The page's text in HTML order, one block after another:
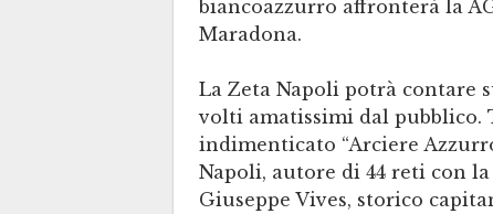
biancoazzurro affronterà la
Maradona.
La Zeta Napoli potrà contare
volti amatissimi dal pubblico.
indimenticato “Arciere
Napoli, autore di 44 reti con
Giuseppe Vives, storico